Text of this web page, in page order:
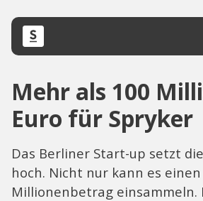
Mehr als 100
Euro für Spryker
Das Berliner Start-up setzt
hoch. Nicht nur kann es
Millionenbetrag einsammeln.